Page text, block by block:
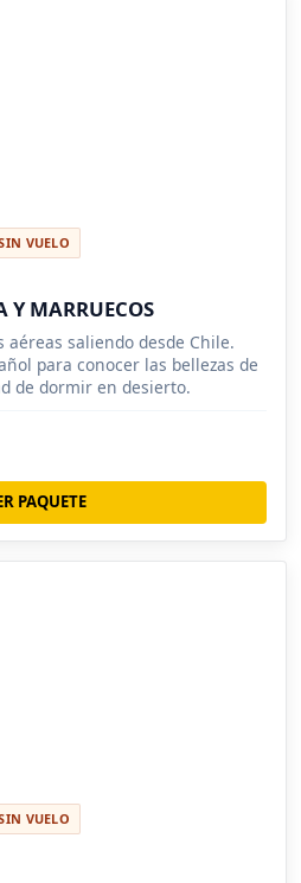
VUELO
Y MARRUECOS
saliendo desde Chile.
para conocer las bellezas de
de dormir en desierto.
PAQUETE
VUELO